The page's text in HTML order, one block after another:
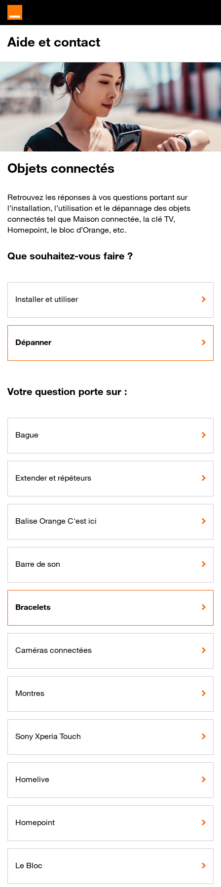
Aide et contact
Objets connectés
Retrouvez les réponses à vos questions portant sur
l’installation, l’utilisation et le dépannage des objets
connectés tel que Maison connectée, la clé TV,
Homepoint, le bloc d’Orange, etc.
Que souhaitez-vous faire ?
Installer et utiliser
Dépanner
Votre question porte sur :
Bague
Extender et répéteurs
Balise Orange C'est ici
Barre de son
Bracelets
Caméras connectées
Montres
Sony Xperia Touch
Homelive
Homepoint
Le Bloc